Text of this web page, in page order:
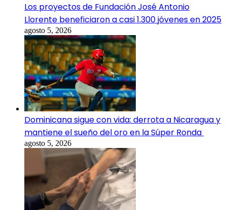
Los proyectos de Fundación José Antonio
Llorente beneficiaron a casi 1.300 jóvenes en 2025
agosto 5, 2026
Dominicana sigue con vida: derrota a Nicaragua y
mantiene el sueño del oro en la Súper Ronda
agosto 5, 2026